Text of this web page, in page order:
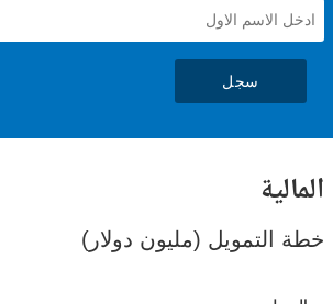
(مليون دولار)